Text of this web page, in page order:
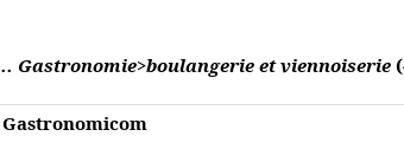
.. Gastronomie>boulangerie et viennoiserie
Gastronomicom